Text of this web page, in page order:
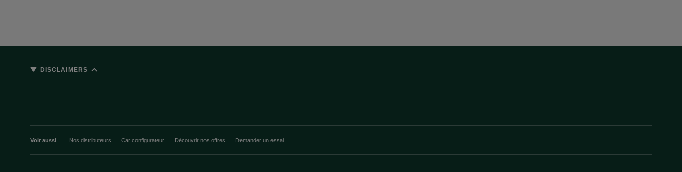
DISCLAIMERS
Voir aussi Nos distributeurs Car configurateur Découvrir nos offres Demander un essai